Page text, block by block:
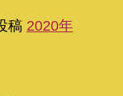
稿 2020年